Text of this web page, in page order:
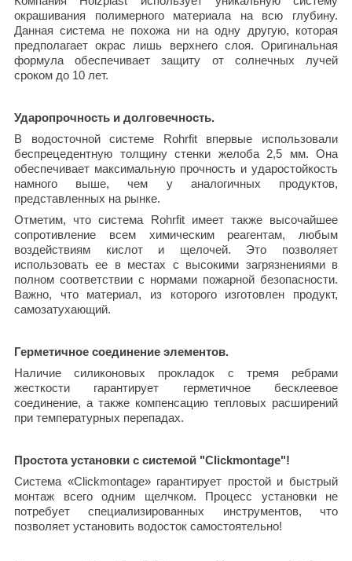
окрашивания полимерного материала на всю глубину.
Данная система не похожа ни на одну другую, которая
предполагает окрас лишь верхнего слоя. Оригинальная
формула обеспечивает защиту от солнечных лучей
сроком до 10 лет.
Ударопрочность и долговечность.
В водосточной системе Rohrfit впервые использовали
беспрецедентную толщину стенки желоба 2,5 мм. Она
обеспечивает максимальную прочность и ударостойкость
намного выше, чем у аналогичных продуктов,
представленных на рынке.
Отметим, что система Rohrfit имеет также высочайшее
сопротивление всем химическим реагентам, любым
воздействиям кислот и щелочей. Это позволяет
использовать ее в местах с высокими загрязнениями в
полном соответствии с нормами пожарной безопасности.
Важно, что материал, из которого изготовлен продукт,
самозатухающий.
Герметичное соединение элементов.
Наличие силиконовых прокладок с тремя ребрами
жесткости гарантирует герметичное бесклеевое
соединение, а также компенсацию тепловых расширений
при температурных перепадах.
Простота установки с системой "Clickmontage"!
Система «Clickmontage» гарантирует простой и быстрый
монтаж всего одним щелчком. Процесс установки не
потребует специализированных инструментов, что
позволяет установить водосток самостоятельно!